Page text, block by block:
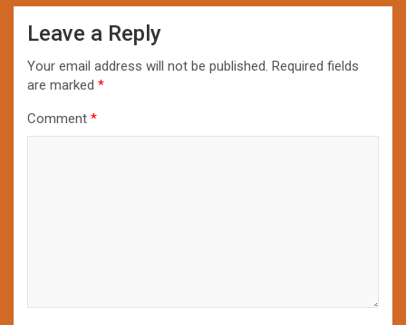
Leave a Reply
Your email address will not be published. Required fields
are marked *
Comment *